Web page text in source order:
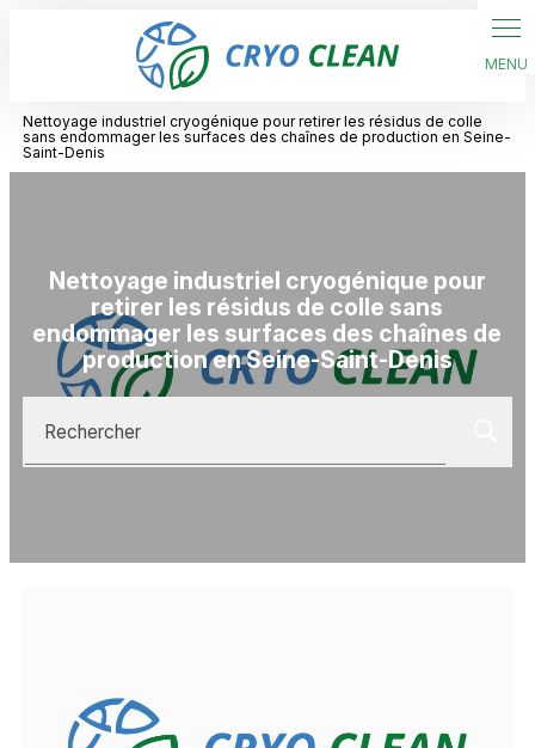
Nettoyage industriel cryogénique pour retirer les résidus de colle
sans endommager les surfaces des chaînes de production en Seine-
Saint-Denis
Nettoyage industriel cryogénique pour
retirer les résidus de colle sans
endommager les surfaces des chaînes de
production en Seine-Saint-Denis
Rechercher